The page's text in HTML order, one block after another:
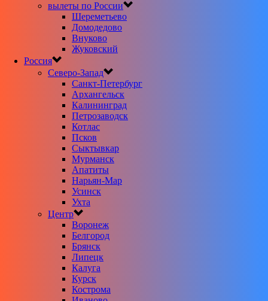
вылеты по России
Шереметьево
Домодедово
Внуково
Жуковский
Россия
Северо-Запад
Санкт-Петербург
Архангельск
Калининград
Петрозаводск
Котлас
Псков
Сыктывкар
Мурманск
Апатиты
Нарьян-Мар
Усинск
Ухта
Центр
Воронеж
Белгород
Брянск
Липецк
Калуга
Курск
Кострома